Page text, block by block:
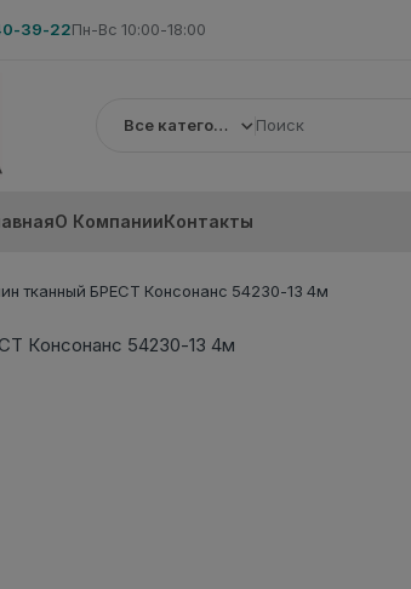
39-22Пн-Вс 10:00-18:00
Все категории
О КомпанииКонтакты
тканный БРЕСТ Консонанс 54230-13 4м